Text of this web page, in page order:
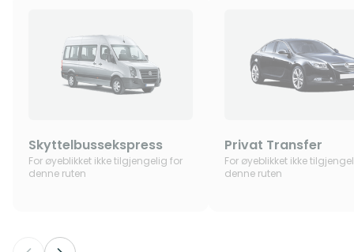
Skyttelbussekspress
For øyeblikket ikke tilgjengelig for
denne ruten
Privat Transfer
For øyeblikket ikke
denne ruten